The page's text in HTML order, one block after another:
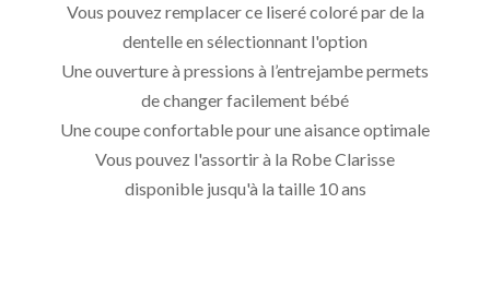
Vous pouvez remplacer ce liseré coloré par de la
dentelle en sélectionnant l'option
Une ouverture à pressions à l’entrejambe permets
de changer facilement bébé
Une coupe confortable pour une aisance optimale
Vous pouvez l'assortir à la Robe Clarisse
disponible jusqu'à la taille 10 ans